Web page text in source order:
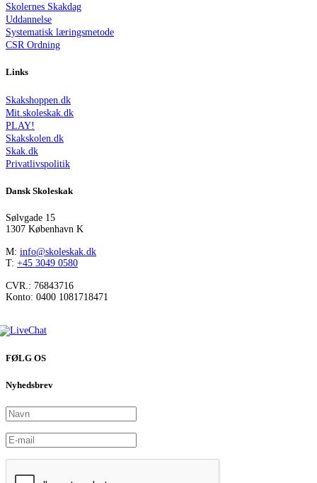
Skolernes Skakdag
Uddannelse
Systematisk læringsmetode
CSR Ordning
Links
Skakshoppen.dk
Mit.skoleskak.dk
PLAY!
Skakskolen.dk
Skak.dk
Privatlivspolitik
Dansk Skoleskak
Sølvgade 15
1307 København K
M: info@skoleskak.dk
T: +45 3049 0580
CVR.: 76843716
Konto: 0400 1081718471
FØLG OS
Nyhedsbrev